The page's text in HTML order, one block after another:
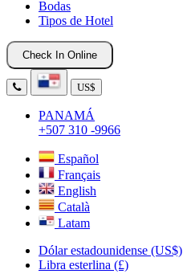
Bodas
Tipos de Hotel
Check In Online
US$
PANAMÁ
+507 310 -9966
Español
Français
English
Català
Latam
Dólar estadounidense (US$)
Libra esterlina (£)